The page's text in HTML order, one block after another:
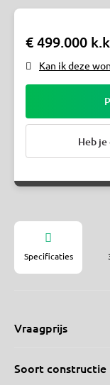
€ 499.000
Kan ik deze
Heb
Specificaties
Vraagprijs
Soort constructie